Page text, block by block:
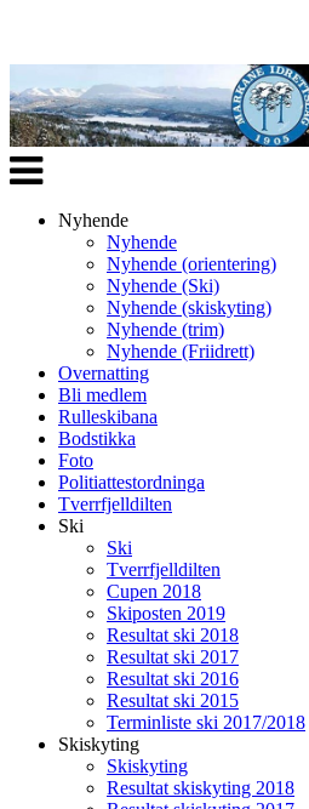
Veksle
navigasjon
Nyhende
Nyhende
Nyhende (orientering)
Nyhende (Ski)
Nyhende (skiskyting)
Nyhende (trim)
Nyhende (Friidrett)
Overnatting
Bli medlem
Rulleskibana
Bodstikka
Foto
Politiattestordninga
Tverrfjelldilten
Ski
Ski
Tverrfjelldilten
Cupen 2018
Skiposten 2019
Resultat ski 2018
Resultat ski 2017
Resultat ski 2016
Resultat ski 2015
Terminliste ski 2017/2018
Skiskyting
Skiskyting
Resultat skiskyting 2018